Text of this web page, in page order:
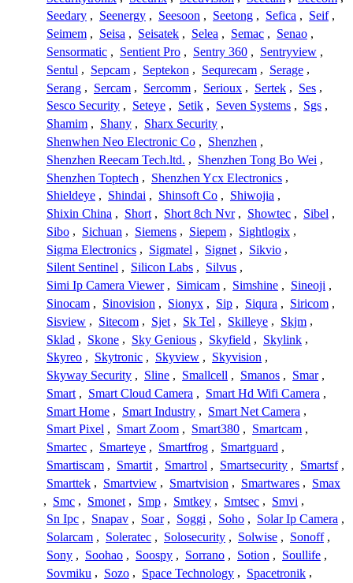
Seedary , Seenergy , Seesoon , Seetong , Sefica , Seif ,
Seimem , Seisa , Seisatek , Selea , Semac , Senao ,
Sensormatic , Sentient Pro , Sentry 360 , Sentryview ,
Sentul , Sepcam , Septekon , Sequrecam , Serage ,
Serang , Sercam , Sercomm , Serioux , Sertek , Ses ,
Sesco Security , Seteye , Setik , Seven Systems , Sgs ,
Shamim , Shany , Sharx Security ,
Shenwhen Neo Electronic Co , Shenzhen ,
Shenzhen Reecam Tech.ltd. , Shenzhen Tong Bo Wei ,
Shenzhen Toptech , Shenzhen Ycx Electronics ,
Shieldeye , Shindai , Shinsoft Co , Shiwojia ,
Shixin China , Short , Short 8ch Nvr , Showtec , Sibel ,
Sibo , Sichuan , Siemens , Siepem , Sightlogix ,
Sigma Electronics , Sigmatel , Signet , Sikvio ,
Silent Sentinel , Silicon Labs , Silvus ,
Simi Ip Camera Viewer , Simicam , Simshine , Sineoji ,
Sinocam , Sinovision , Sionyx , Sip , Siqura , Siricom ,
Sisview , Sitecom , Sjet , Sk Tel , Skilleye , Skjm ,
Sklad , Skone , Sky Genious , Skyfield , Skylink ,
Skyreo , Skytronic , Skyview , Skyvision ,
Skyway Security , Sline , Smallcell , Smanos , Smar ,
Smart , Smart Cloud Camera , Smart Hd Wifi Camera ,
Smart Home , Smart Industry , Smart Net Camera ,
Smart Pixel , Smart Zoom , Smart380 , Smartcam ,
Smartec , Smarteye , Smartfrog , Smartguard ,
Smartiscam , Smartit , Smartrol , Smartsecurity , Smartsf ,
Smarttek , Smartview , Smartvision , Smartwares , Smax
, Smc , Smonet , Smp , Smtkey , Smtsec , Smvi ,
Sn Ipc , Snapav , Soar , Soggi , Soho , Solar Ip Camera ,
Solarcam , Soleratec , Solosecurity , Solwise , Sonoff ,
Sony , Soohao , Soospy , Sorrano , Sotion , Soullife ,
Sovmiku , Sozo , Space Technology , Spacetronik ,